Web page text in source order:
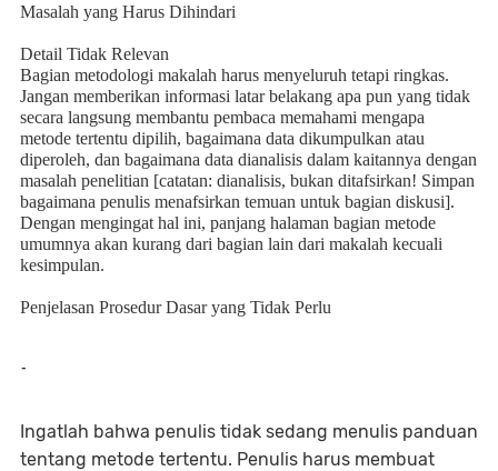
Masalah yang Harus Dihindari
Detail Tidak Relevan
Bagian metodologi makalah harus menyeluruh tetapi ringkas.
Jangan memberikan informasi latar belakang apa pun yang tidak
secara langsung membantu pembaca memahami mengapa
metode tertentu dipilih, bagaimana data dikumpulkan atau
diperoleh, dan bagaimana data dianalisis dalam kaitannya dengan
masalah penelitian [catatan: dianalisis, bukan ditafsirkan! Simpan
bagaimana penulis menafsirkan temuan untuk bagian diskusi].
Dengan mengingat hal ini, panjang halaman bagian metode
umumnya akan kurang dari bagian lain dari makalah kecuali
kesimpulan.
Penjelasan Prosedur Dasar yang Tidak Perlu
-
Ingatlah bahwa penulis tidak sedang menulis panduan
tentang metode tertentu. Penulis harus membuat